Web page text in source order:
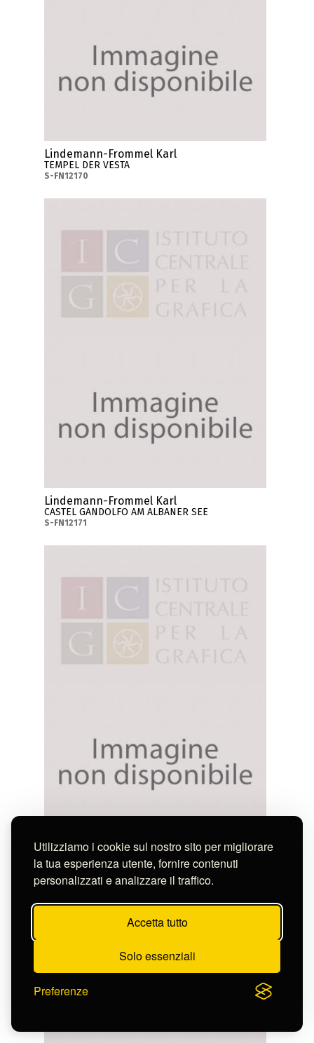
Utilizziamo i cookie sul nostro sito per migliorare
la tua esperienza utente, fornire contenuti
personalizzati e analizzare il traffico.
Accetta tutto
Solo essenziali
Preferenze
Lindemann-Frommel Karl
TEMPEL DER VESTA
S-FN12170
Lindemann-Frommel Karl
CASTEL GANDOLFO AM ALBANER SEE
S-FN12171
Lindemann-Frommel Karl
DIE TEMPEL DER VESTA UND DER SYBILLE
MIT DER NEPTUNS ..
S-FN12172